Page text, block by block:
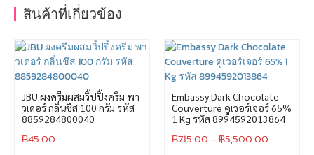
สินค้าที่เกี่ยวข้อง
JBU ผงครีมผสมวิ้ปปิ้งครีม พา
วเดอร์ กลิ่นชีส 100 กรัม รหัส
8859284800040
฿45.00
Embassy Dark Chocolate
Couverture คูเวอร์เจอร์ 65%
1 Kg รหัส 8994592013864
฿715.00– ฿5,500.00